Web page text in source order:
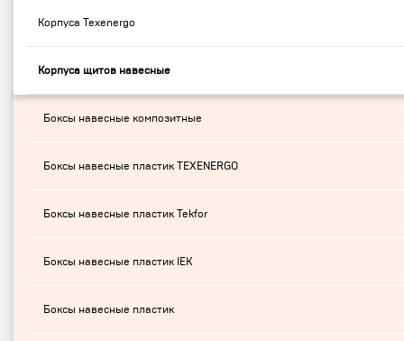
Корпуса Texenergo
Корпуса щитов навесные
Боксы навесные композитные
Боксы навесные пластик TEXENERGO
Боксы навесные пластик Tekfor
Боксы навесные пластик IEK
Боксы навесные пластик